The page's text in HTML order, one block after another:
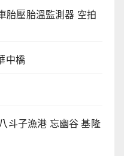
胎壓胎溫監測器 空拍
中橋
斗子漁港 忘幽谷 基隆